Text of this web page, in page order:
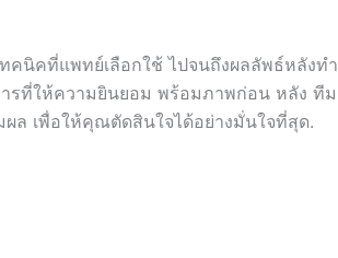
คนิคที่แพทย์เลือกใช้ ไปจนถึงผลลัพธ์หลังทำ
รที่ให้ความยินยอม พร้อมภาพก่อน หลัง ทีม
ล เพื่อให้คุณตัดสินใจได้อย่างมั่นใจที่สุด.